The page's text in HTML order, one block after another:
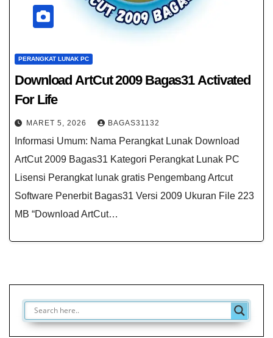
PERANGKAT LUNAK PC
Download ArtCut 2009 Bagas31​ Activated
For Life
MARET 5, 2026 BAGAS31132
Informasi Umum: Nama Perangkat Lunak Download
ArtCut 2009 Bagas31 Kategori Perangkat Lunak PC
Lisensi Perangkat lunak gratis Pengembang Artcut
Software Penerbit Bagas31 Versi 2009 Ukuran File 223
MB “Download ArtCut…